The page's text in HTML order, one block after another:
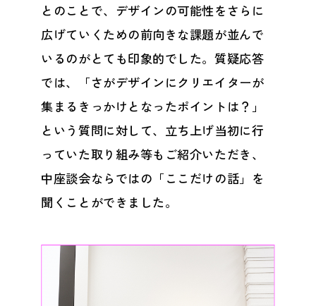
とのことで、デザインの可能性をさらに
広げていくための前向きな課題が並んで
いるのがとても印象的でした。質疑応答
では、「さがデザインにクリエイターが
集まるきっかけとなったポイントは？」
という質問に対して、立ち上げ当初に行
っていた取り組み等もご紹介いただき、
中座談会ならではの「ここだけの話」を
聞くことができました。